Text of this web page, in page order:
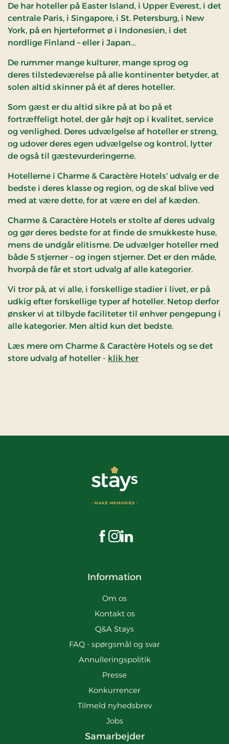
De har hoteller på Easter Island, i Upper Everest, i det
centrale Paris, i Singapore, i St. Petersburg, i New
York, på en hjerteformet ø i Indonesien, i det
nordlige Finland – eller i Japan…
De rummer mange kulturer, mange sprog og
deres tilstedeværelse på alle kontinenter betyder, at
solen altid skinner på ét af deres hoteller.
Som gæst er du altid sikre på at bo på et
fortræffeligt hotel, der går højt op i kvalitet, service
og venlighed. Deres udvælgelse af hoteller er streng,
og udover deres egen udvælgelse og kontrol, lytter
de også til gæstevurderingerne.
Hotellerne i Charme & Caractère Hotels' udvalg er de
bedste i deres klasse og region, og de skal blive ved
med at være dette, for at være en del af kæden.
Charme & Caractère Hotels er stolte af deres udvalg
og gør deres bedste for at finde de smukkeste huse,
mens de undgår elitisme. De udvælger hoteller med
både 5 stjerner – og ingen stjerner. Det er den måde,
hvorpå de får et stort udvalg af alle kategorier.
Vi tror på, at vi alle, i forskellige stadier i livet, er på
udkig efter forskellige typer af hoteller. Netop derfor
ønsker vi at tilbyde faciliteter til enhver pengepung i
alle kategorier. Men altid kun det bedste.
Læs mere om Charme & Caractère Hotels og se det
store udvalg af hoteller - klik her
Besøg os på Facebook
Besøg os på Instagram
Besøg os på LinkedIn
Information
Om os
Kontakt os
Q&A Stays
FAQ - spørgsmål og svar
Annulleringspolitik
Presse
Konkurrencer
Tilmeld nyhedsbrev
Jobs
Samarbejder